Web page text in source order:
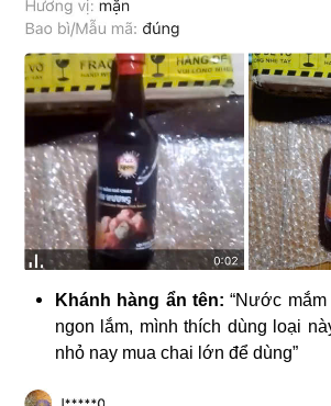
Khánh hàng ẩn tên:“Nước
ngon lắm, mình thích dùng loại
nhỏ nay mua chai lớn để dùng”